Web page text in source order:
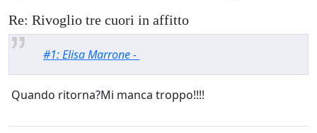
Re: Rivoglio tre cuori in affitto
#1: Elisa Marrone -
Quando ritorna?Mi manca troppo!!!!